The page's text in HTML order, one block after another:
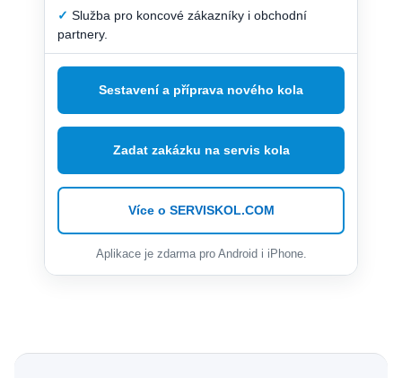
✓ Služba pro koncové zákazníky i obchodní
partnery.
Sestavení a příprava nového kola
Zadat zakázku na servis kola
Více o SERVISKOL.COM
Aplikace je zdarma pro Android i iPhone.